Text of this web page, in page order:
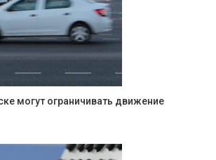
могут ограничивать движение